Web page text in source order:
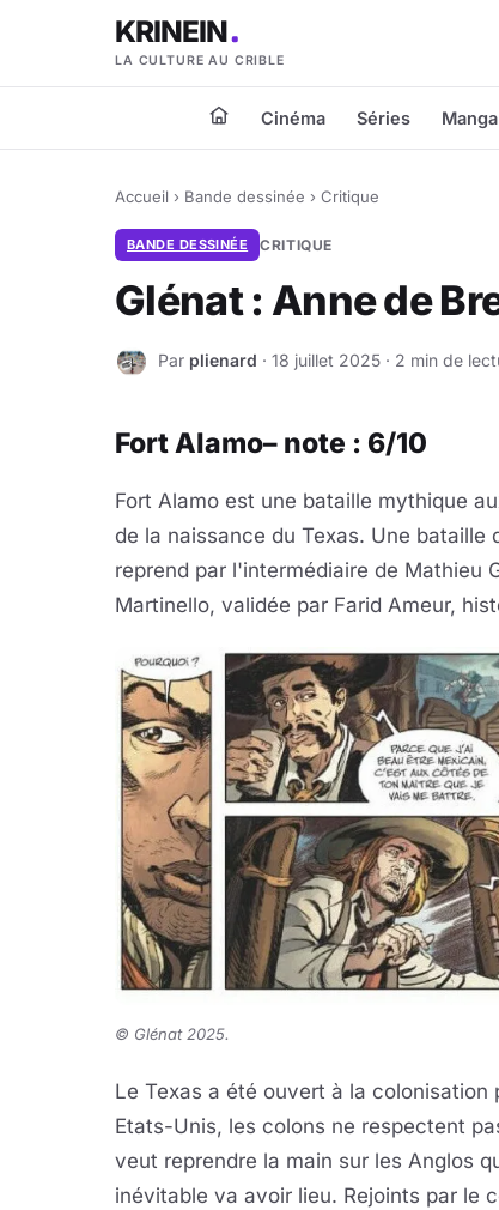
KRINEIN
LA CULTURE AU CRIBLE
Cinéma Séries Manga
Accueil › Bande dessinée › Critique
BANDE DESSINÉE CRITIQUE
Glénat : Anne de
P Par plienard · 18 juillet 2025 · 2 min de
Fort Alamo– note : 6/10
Fort Alamo est une bataille mythique
de la naissance du Texas. Une bataille
reprend par l'intermédiaire de Mathieu
Martinello, validée par Farid Ameur,
© Glénat 2025.
Le Texas a été ouvert à la
Etats-Unis, les colons ne respectent
veut reprendre la main sur les Anglos
inévitable va avoir lieu. Rejoints par le